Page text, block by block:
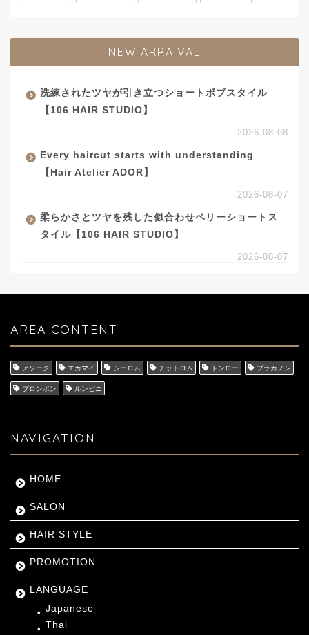
NEW ARRAIVAL
洗練されたツヤが引き立つショートボブスタイル
【106 HAIR STUDIO】
2026-08-08
Every haircut starts with understanding
【Hair Atelier ADOR】
2026-08-07
柔らかさとツヤを残した似合わせベリーショートス
タイル【106 HAIR STUDIO】
2026-08-07
AREA CONTENT
アソーク エカマイ シーロム チットロム トンロー プラカノン
プロンポン ルンピニ
NAVIGATION
HOME
SALON
HAIR STYLE
PROMOTION
LANGUAGE
Japanese
Thai